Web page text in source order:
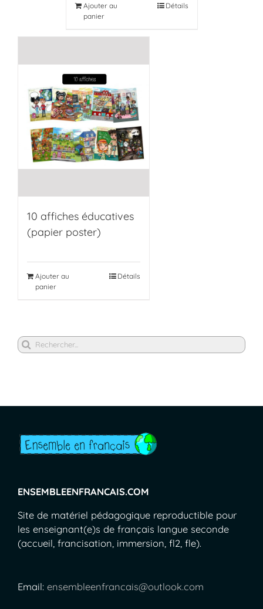
Ajouter au
panier
Détails
10 affiches éducatives
(papier poster)
Ajouter au
panier
Détails
Rechercher
ENSEMBLEENFRANCAIS.COM
Site de matériel pédagogique reproductible pour
les enseignant(e)s de français langue seconde
(accueil, francisation, immersion, fl2, fle).
Email: ensembleenfrancais@outlook.com